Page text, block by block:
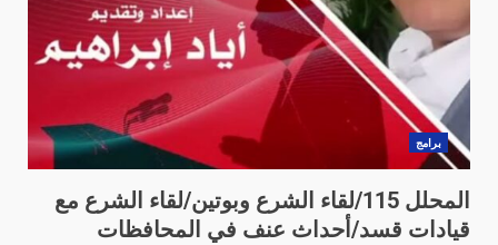
برامج
المحلل 115/لقاء الشرع وبوتين/لقاء الشرع مع
قيادات قسد/أحداث عنف في المحافظات